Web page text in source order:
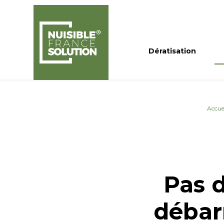
Dératisation
Pas
Panneau de gestion des cookies